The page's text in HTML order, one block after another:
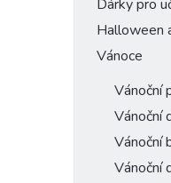
Dárky pro
Halloween
Vánoce
Vánoční
Vánoční
Vánoční
Vánoční